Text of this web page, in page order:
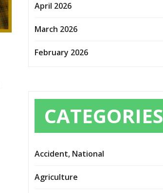
April 2026
March 2026
February 2026
CATEGORIES
Accident, National
Agriculture